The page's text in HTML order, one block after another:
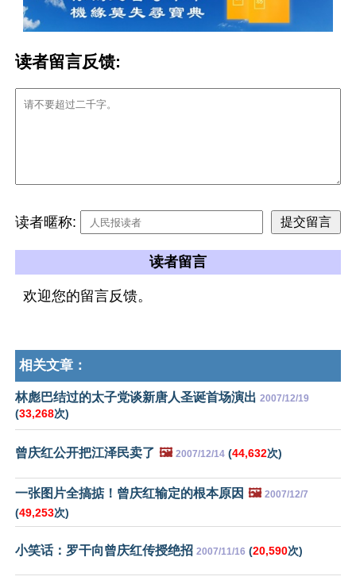
读者留言反馈:
读者暱称:
读者留言
欢迎您的留言反馈。
相关文章：
林彪巴结过的太子党谈新唐人圣诞首场演出 2007/12/19
(33,268次)
曾庆红公开把江泽民卖了 🖼️ 2007/12/14 (44,632次)
一张图片全搞掂！曾庆红输定的根本原因 🖼️ 2007/12/7
(49,253次)
小笑话：罗干向曾庆红传授绝招 2007/11/16 (20,590次)